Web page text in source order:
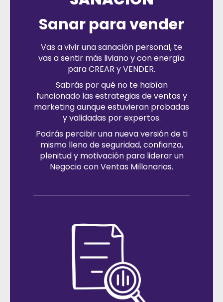
Sanar para vender
Vas a vivir una sanación personal, te
vas a sentir más liviano y con energía
para CREAR y VENDER.
Sabrás por qué no te habían
funcionado las estrategias de ventas y
marketing aunque estuvieran probadas
y validadas por expertos.
Podrás percibir una nueva versión de ti
mismo lleno de seguridad, confianza,
plenitud y motivación para liderar un
Negocio con Ventas Millonarias.